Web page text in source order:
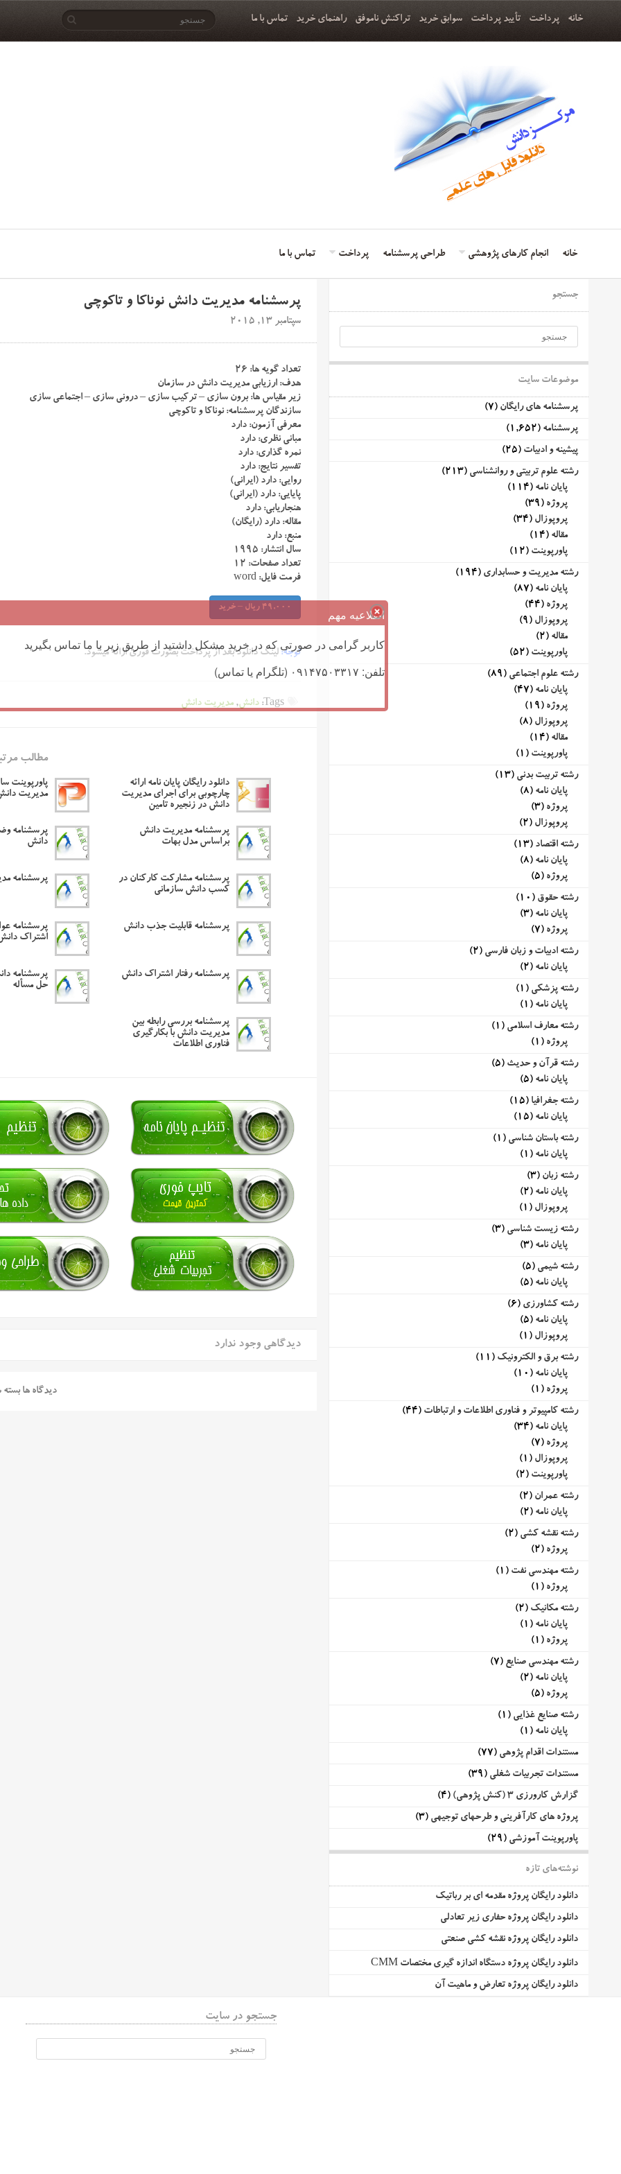
خانه پرداخت تأیید پرداخت سوابق خرید تراکنش ناموفق راهنمای خرید تماس با ما
خانه انجام کارهای پژوهشی طراحی پرسشنامه پرداخت تماس با ما
پرسشنامه مدیریت دانش نوناکا و تاکوچی
سپتامبر 13, 2015
تعداد گویه ها: ۲۶
هدف: ارزیابی مدیریت دانش در سازمان
زیر مقیاس ها: برون سازی – ترکیب سازی – درونی سازی – اجتماعی سازی
سازندگان پرسشنامه: نوناکا و تاکوچی
معرفی آزمون: دارد
مبانی نظری: دارد
نمره گذاری: دارد
تفسیر نتایج: دارد
روایی: دارد (ایرانی)
پایایی: دارد (ایرانی)
هنجاریابی: دارد
مقاله: دارد (رایگان)
منبع: دارد
سال انتشار: ۱۹۹۵
تعداد صفحات: ۱۲
فرمت فایل: word
49,000 ریال – خرید
توجه:لینک دانلود بعد از پرداخت بصورت فوری ارائه میشود.
دانش, مدیریت دانش
مطالب
دانلود رایگان پایان نامه ارائه
چارچوبی برای اجرای مدیریت
دانش در زنجیره تامین
پاورپوینت
مدیریت
پرسشنامه مدیریت دانش
براساس مدل بهات
پرسشنامه
دانش
پرسشنامه مشارکت کارکنان در
کسب دانش سازمانی
پرسشنامه
پرسشنامه قابلیت جذب دانش
پرسشنامه
اشتراک
پرسشنامه رفتار اشتراک دانش
پرسشنامه
حل مسأله
پرسشنامه بررسی رابطه بین
مدیریت دانش با بکارگیری
فناوری اطلاعات
دیدگاهی وجود ندارد
دیدگاه ها
جستجو
موضوعات سایت
پرسشنامه های رایگان (7)
پرسشنامه (1,652)
پیشینه و ادبیات (25)
رشته علوم تربیتی و روانشناسی (213)
پایان نامه (114)
پروژه (39)
پروپوزال (34)
مقاله (14)
پاورپوینت (12)
رشته مدیریت و حسابداری (194)
پایان نامه (87)
پروژه (44)
پروپوزال (9)
مقاله (2)
پاورپوینت (52)
رشته علوم اجتماعی (89)
پایان نامه (47)
پروژه (19)
پروپوزال (8)
مقاله (14)
پاورپوینت (1)
رشته تربیت بدنی (13)
پایان نامه (8)
پروژه (3)
پروپوزال (2)
رشته اقتصاد (13)
پایان نامه (8)
پروژه (5)
رشته حقوق (10)
پایان نامه (3)
پروژه (7)
رشته ادبیات و زبان فارسی (2)
پایان نامه (2)
رشته پزشکی (1)
پایان نامه (1)
رشته معارف اسلامی (1)
پروژه (1)
رشته قرآن و حدیث (5)
پایان نامه (5)
رشته جغرافیا (15)
پایان نامه (15)
رشته باستان شناسی (1)
پایان نامه (1)
رشته زبان (3)
پایان نامه (2)
پروپوزال (1)
رشته زیست شناسی (3)
پایان نامه (3)
رشته شیمی (5)
پایان نامه (5)
رشته کشاورزی (6)
پایان نامه (5)
پروپوزال (1)
رشته برق و الکترونیک (11)
پایان نامه (10)
پروژه (1)
رشته کامپیوتر و فناوری اطلاعات و ارتباطات (44)
پایان نامه (34)
پروژه (7)
پروپوزال (1)
پاورپوینت (2)
رشته عمران (2)
پایان نامه (2)
رشته نقشه کشی (2)
پروژه (2)
رشته مهندسی نفت (1)
پروژه (1)
رشته مکانیک (2)
پایان نامه (1)
پروژه (1)
رشته مهندسی صنایع (7)
پایان نامه (2)
پروژه (5)
رشته صنایع غذایی (1)
پایان نامه (1)
مستندات اقدام پژوهی (77)
مستندات تجربیات شغلی (39)
گزارش کارورزی 3 (کنش پژوهی)
(4)
پروژه های کارآفرینی و طرحهای توجیهی (3)
پاورپوینت آموزشی (29)
نوشته‌های تازه
دانلود رایگان پروژه مقدمه ای بر رباتیک
دانلود رایگان پروژه حفاری زیر تعادلی
دانلود رایگان پروژه نقشه کشی صنعتی
دانلود رایگان پروژه دستگاه اندازه گیری مختصات CMM
دانلود رایگان پروژه تعارض و ماهیت آن
اطلاعیه مهم
کاربر گرامی در صورتی که در خرید مشکل داشتید از طریق زیر با ما تماس بگیرید
تلفن: ۰۹۱۴۷۵۰۳۳۱۷ (تلگرام یا تماس)
جستجو در سایت